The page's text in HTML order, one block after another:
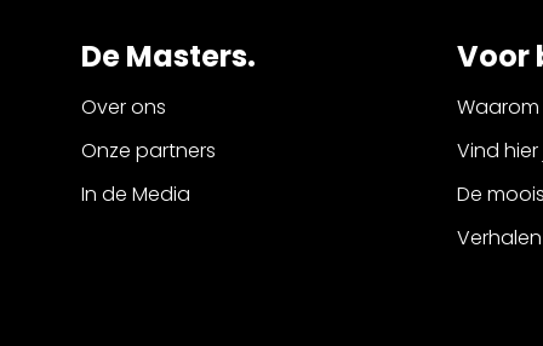
De Masters.
Over ons
Onze partners
In de Media
Voor
Vind
De